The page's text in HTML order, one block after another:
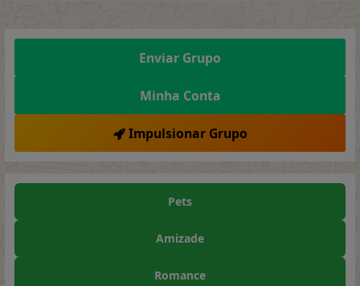
Enviar Grupo
Minha Conta
Impulsionar Grupo
Pets
Amizade
Romance